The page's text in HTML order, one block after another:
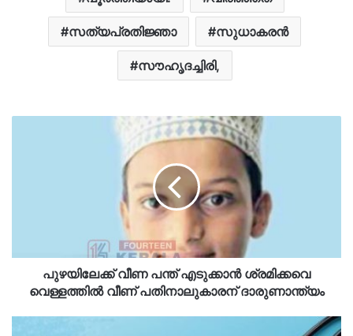
സത്യപ്രതിജ്ഞാ സുധാകരന്‍
സൗഹൃദച്ചിരി,
പുഴയിലേക്ക് വീണ പന്ത് എടുക്കാൻ ശ്രമിക്കവെ
വെള്ളത്തിൽ വീണ് പതിനാലുകാരന് ദാരുണാന്ത്യം